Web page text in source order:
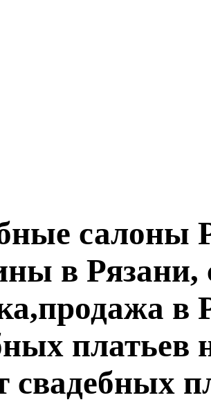
салоны
в Рязани,
в
платьев
свадебных